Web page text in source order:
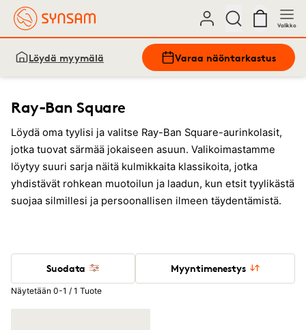
Valikko
Löydä myymälä Varaa näöntarkastus
Ray-Ban Square
Löydä oma tyylisi ja valitse Ray-Ban Square-aurinkolasit,
jotka tuovat särmää jokaiseen asuun. Valikoimastamme
löytyy suuri sarja näitä kulmikkaita klassikoita, jotka
yhdistävät rohkean muotoilun ja laadun, kun etsit tyylikästä
suojaa silmillesi ja persoonallisen ilmeen täydentämistä.
Suodata Myyntimenestys
Näytetään 0-1 / 1 Tuote